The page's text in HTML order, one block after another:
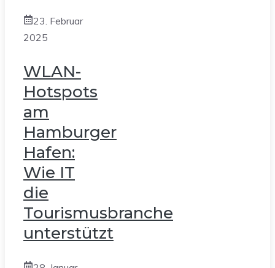
23. Februar
2025
WLAN-
Hotspots
am
Hamburger
Hafen:
Wie IT
die
Tourismusbranche
unterstützt